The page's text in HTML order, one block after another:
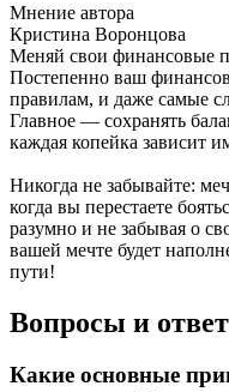
Мнение автора
Кристина Воронцова
Меняй свои финансовые
Постепенно ваш
правилам, и даже самые
Главное — сохранять
каждая копейка зависит
Никогда не забывайте:
когда вы перестаете
разумно и не забывая о
вашей мечте будет
пути!
Вопросы и
Какие основные